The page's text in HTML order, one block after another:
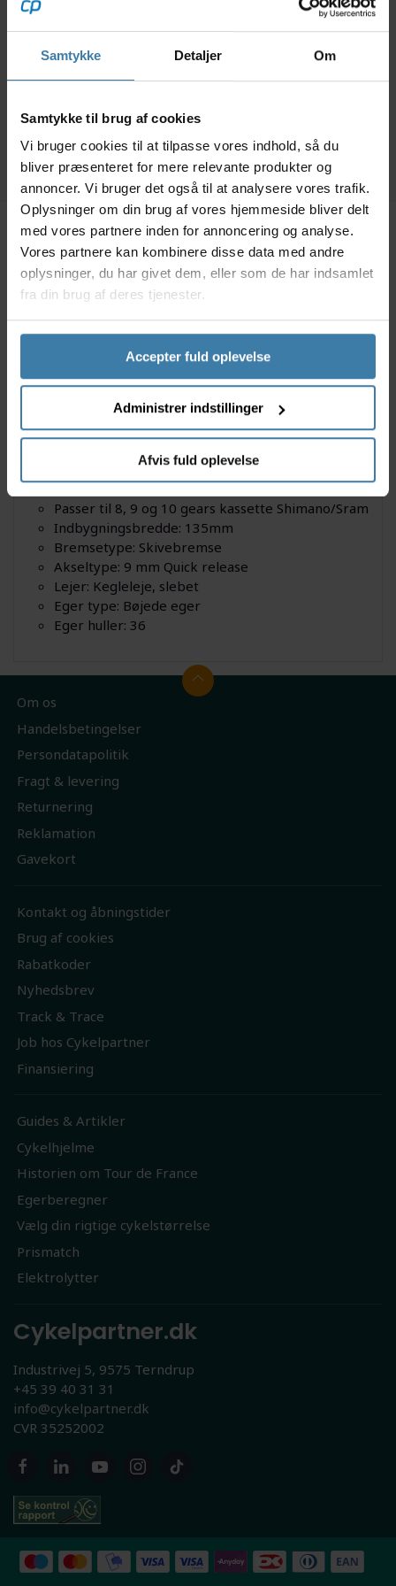
Samtykke Detaljer Om
Samtykke til brug af cookies
Vi bruger cookies til at tilpasse vores indhold, så du
bliver præsenteret for mere relevante produkter og
annoncer. Vi bruger det også til at analysere vores trafik.
Oplysninger om din brug af vores hjemmeside bliver delt
med vores partnere inden for annoncering og analyse.
Vores partnere kan kombinere disse data med andre
oplysninger, du har givet dem, eller som de har indsamlet
fra din brug af deres tjenester.
Accepter fuld oplevelse
Administrer indstillinger
Afvis fuld oplevelse
Foldbar - 70 x 209 cm
99,00
10 dage
Beskrivelse Specifikationer
9 & 10 speeds kassetter fra Shimano og Sram.
Modellen er egnet til brug med skivebremser og har
en indbygningsbredde på 135 mm. og en 9 mm. quick
release aksel.
Specifikationer
Connect C7.0 Bagnav
Farve: Sølv
Passer til 8, 9 og 10 gears kassette Shimano/Sram
Indbygningsbredde: 135mm
Bremsetype: Skivebremse
Akseltype: 9 mm Quick release
Lejer: Kegleleje, slebet
Eger type: Bøjede eger
Eger huller: 36
Om os
Handelsbetingelser
Persondatapolitik
Fragt & levering
Returnering
Reklamation
Gavekort
Kontakt og åbningstider
Brug af cookies
Rabatkoder
Nyhedsbrev
Track & Trace
Job hos Cykelpartner
Finansiering
Guides & Artikler
Cykelhjelme
Historien om Tour de France
Egerberegner
Vælg din rigtige cykelstørrelse
Prismatch
Elektrolytter
Cykelpartner.dk
Industrivej 5, 9575 Terndrup
+45 39 40 31 31
info@cykelpartner.dk
CVR 35252002